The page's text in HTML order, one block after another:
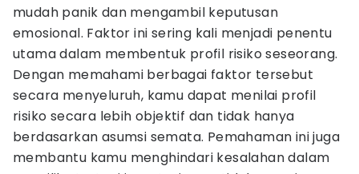
mudah panik dan mengambil keputusan
emosional. Faktor ini sering kali menjadi penentu
utama dalam membentuk profil risiko seseorang.
Dengan memahami berbagai faktor tersebut
secara menyeluruh, kamu dapat menilai profil
risiko secara lebih objektif dan tidak hanya
berdasarkan asumsi semata. Pemahaman ini juga
membantu kamu menghindari kesalahan dalam